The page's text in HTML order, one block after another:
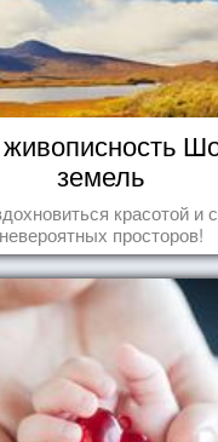
земель
красотой и
невероятных просторов!